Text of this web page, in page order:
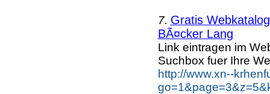
7. Gratis
BÃ¤cker Lang
Link eintragen im
Suchbox fuer Ihre
http://www.xn--